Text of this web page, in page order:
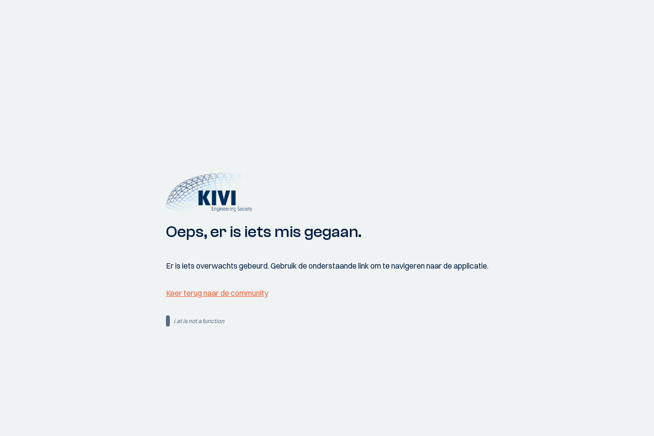
Oeps, er is iets mis gegaan.
Er is iets overwachts gebeurd. Gebruik de onderstaande link om te navigeren naar de applicatie.
Keer terug naar de community
i.at is not a function